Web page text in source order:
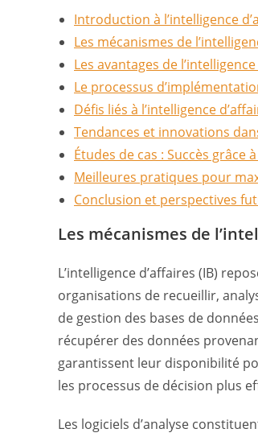
Introduction à l’intelligence
Les mécanismes de
Les avantages de
Le processus
Défis liés à l’intelligence
Tendances et innovations
Études de cas : Succès grâce
Meilleures pratiques pour
Conclusion et perspectives
Les mécanismes de
L’intelligence d’affaires (IB)
organisations de recueillir,
de gestion des bases de
récupérer des données
garantissent leur disponibilité
les processus de décision plus
Les logiciels d’analyse